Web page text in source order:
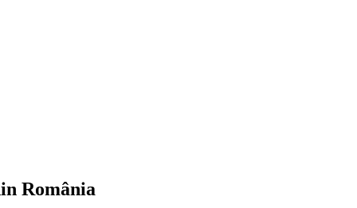
România